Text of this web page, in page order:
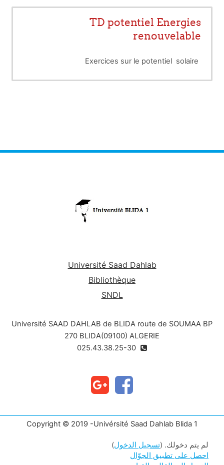
TD potentiel Energies
renouvelable
Exercices sur le potentiel solaire
Université Saad Dahlab
Bibliothèque
SNDL
Université SAAD DAHLAB de BLIDA route de SOUMAA BP
270 BLIDA(09100) ALGERIE
Copyright © 2019 -Univérsité Saad Dahlab Blida 1
لم يتم دخولك. (تسجيل الدخول)
احصل على تطبيق الجوّال